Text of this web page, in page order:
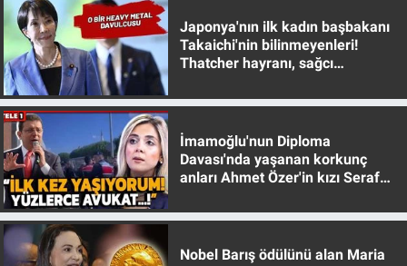
Japonya'nın ilk kadın başbakanı
Takaichi'nin bilinmeyenleri!
Thatcher hayranı, sağcı
İmamoğlu'nun Diploma
Davası'nda yaşanan korkunç
anları Ahmet Özer'in kızı Seraf
Nobel Barış ödülünü alan Maria